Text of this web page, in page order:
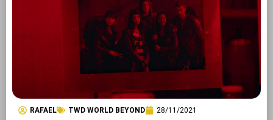
RAFAEL TWD WORLD BEYOND 28/11/2021